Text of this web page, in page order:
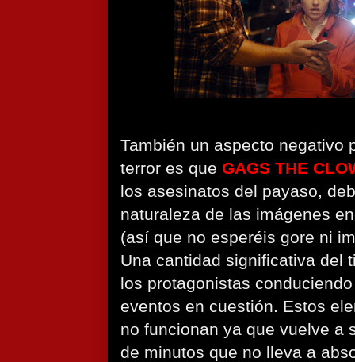
También un aspecto negativo
terror es que GAGS THE
los asesinatos del payaso,
naturaleza de las imágenes
(así que no esperéis gore ni
Una cantidad significativa del
los protagonistas
eventos en cuestión. Estos
no funcionan ya que vuelve a
de minutos que no lleva a